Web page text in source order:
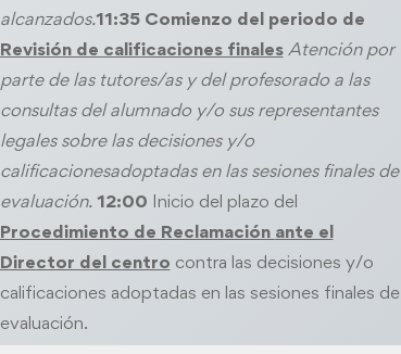
alcanzados.11:35 Comienzo del periodo de
Revisión de calificaciones finales Atención por
parte de las tutores/as y del profesorado a las
consultas del alumnado y/o sus representantes
legales sobre las decisiones y/o
calificacionesadoptadas en las sesiones finales de
evaluación. 12:00 Inicio del plazo del
Procedimiento de Reclamación ante el
Director del centro contra las decisiones y/o
calificaciones adoptadas en las sesiones finales de
evaluación.